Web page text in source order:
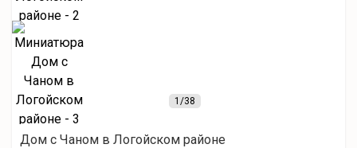
1/38
Дом с Чаном в Логойском районе